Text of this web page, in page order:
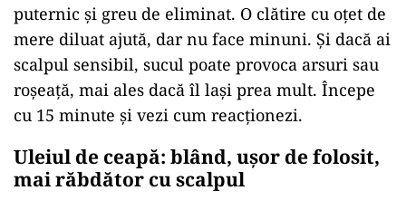
puternic și greu de eliminat. O clătire cu oțet de
mere diluat ajută, dar nu face minuni. Și dacă ai
scalpul sensibil, sucul poate provoca arsuri sau
roșeață, mai ales dacă îl lași prea mult. Începe
cu 15 minute și vezi cum reacționezi.
Uleiul de ceapă: blând, ușor de folosit,
mai răbdător cu scalpul